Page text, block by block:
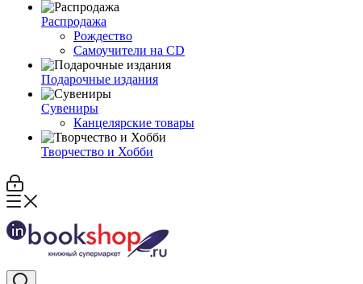
Распродажа
Рождество
Самоучители на CD
Подарочные издания
Сувениры
Канцелярские товары
Творчество и Хобби